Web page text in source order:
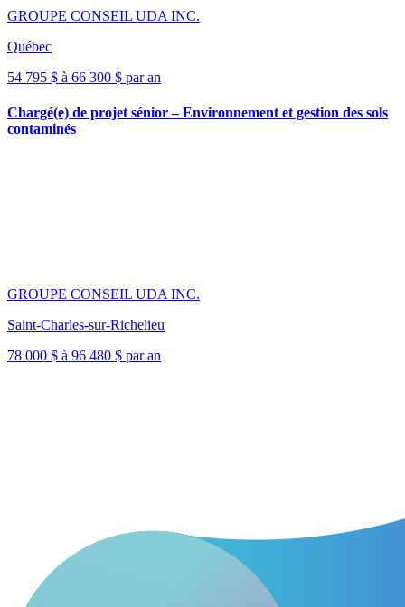
GROUPE CONSEIL UDA INC.
Québec
54 795 $ à 66 300 $ par an
Chargé(e) de projet sénior – Environnement et gestion des sols
contaminés
GROUPE CONSEIL UDA INC.
Saint-Charles-sur-Richelieu
78 000 $ à 96 480 $ par an